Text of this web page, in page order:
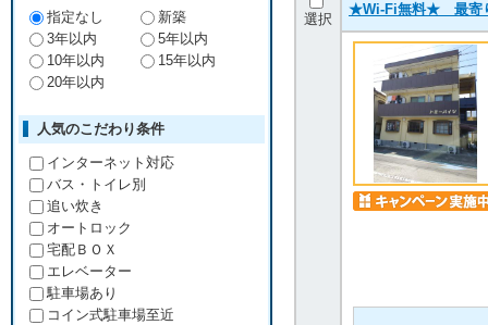
選択
★Wi-Fi無料★ 最寄り
指定なし
新築
3年以内
5年以内
10年以内
15年以内
20年以内
人気のこだわり条件
インターネット対応
バス・トイレ別
追い炊き
オートロック
宅配ＢＯＸ
エレベーター
駐車場あり
コイン式駐車場至近